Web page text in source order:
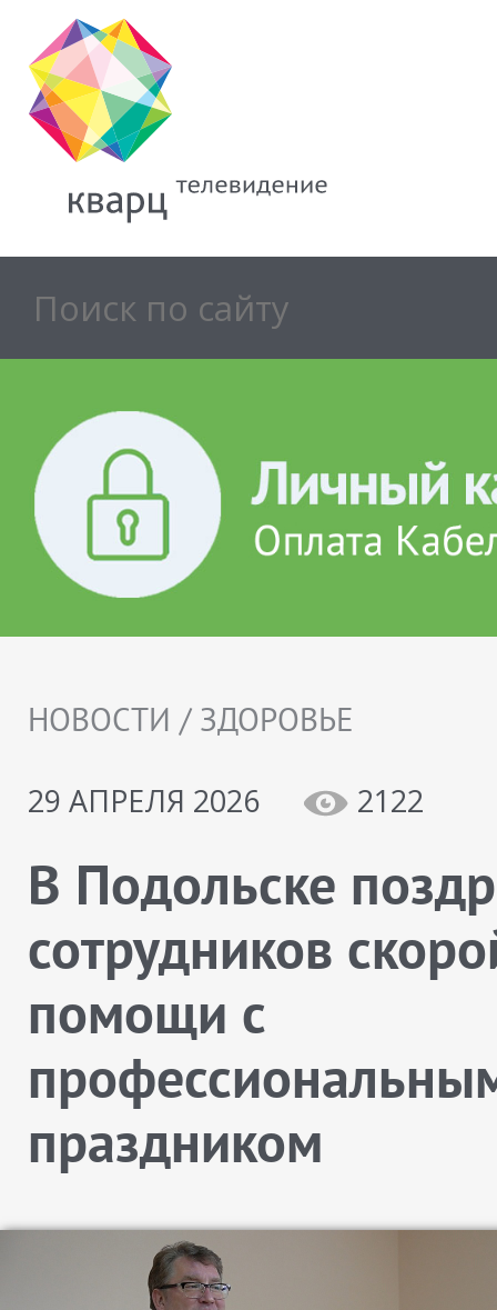
НОВОСТИ / ЗДОРОВЬЕ
29 АПРЕЛЯ 2026
2122
В Подольске
сотрудников
помощи с
праздником